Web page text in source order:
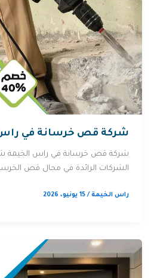
شركة قص خرسانة في راس
شركة قص خرسانة في راس الخيمة
الشركات الرائدة في مجال قص
راس الخيمة/15 يونيو، 2026